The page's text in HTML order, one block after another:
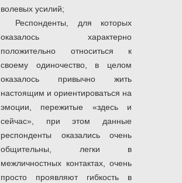
волевых усилий;
Респонденты, для которых
оказалось характерно
положительно относиться к
своему одиночество, в целом
оказалось привычно жить
настоящим и ориентироваться на
эмоции, пережитые «здесь и
сейчас», при этом данные
респонденты оказались очень
общительны, легки в
межличностных контактах, очень
просто проявляют гибкость в